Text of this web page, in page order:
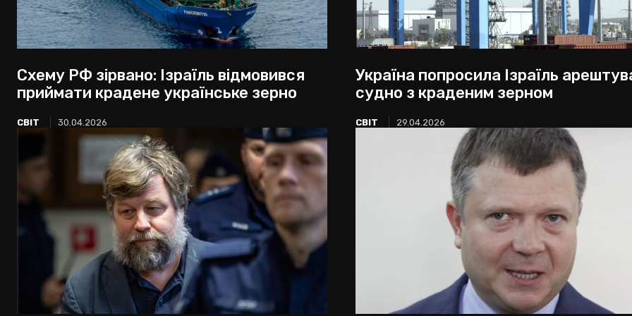
Схему РФ зірвано: Ізраїль відмовився
приймати крадене українське зерно
СВІТ 30.04.2026
Україна попросила Ізраїль
судно з краденим зерном
СВІТ 29.04.2026